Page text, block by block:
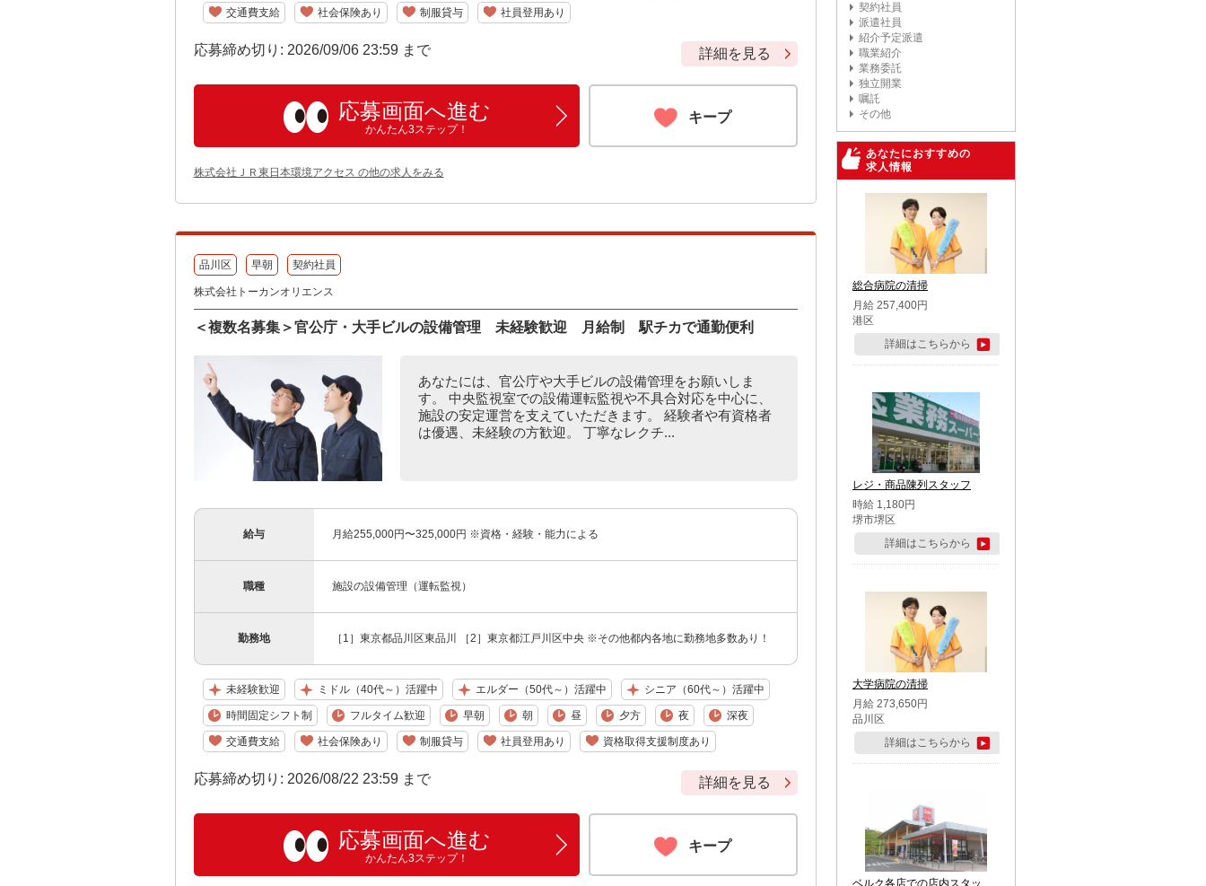
交通費支給 社会保険あり 制服貸与 社員登用あり
応募締め切り: 2026/09/06 23:59 まで 詳細を見る
応募画面へ進む
かんたん3ステップ！
キープ
株式会社ＪＲ東日本環境アクセス の他の求人をみる
品川区 早朝 契約社員
株式会社トーカンオリエンス
＜複数名募集＞官公庁・大手ビルの設備管理 未経験歓迎 月給制 駅チカで通勤便利
あなたには、官公庁や大手ビルの設備管理をお願いしま
す。 中央監視室での設備運転監視や不具合対応を中心に、
施設の安定運営を支えていただきます。 経験者や有資格者
は優遇、未経験の方歓迎。 丁寧なレクチ...
給与 月給255,000円〜325,000円 ※資格・経験・能力による
職種 施設の設備管理（運転監視）
勤務地 ［1］東京都品川区東品川 ［2］東京都江戸川区中央 ※その他都内各地に勤務地多数あり！
未経験歓迎 ミドル（40代～）活躍中 エルダー（50代～）活躍中 シニア（60代～）活躍中
時間固定シフト制 フルタイム歓迎 早朝 朝 昼 夕方 夜 深夜
交通費支給 社会保険あり 制服貸与 社員登用あり 資格取得支援制度あり
応募締め切り: 2026/08/22 23:59 まで 詳細を見る
応募画面へ進む
かんたん3ステップ！
キープ
契約社員
派遣社員
紹介予定派遣
職業紹介
業務委託
独立開業
嘱託
その他
あなたにおすすめの
求人情報
総合病院の清掃
月給 257,400円
港区
詳細はこちらから
レジ・商品陳列スタッフ
時給 1,180円
堺市堺区
詳細はこちらから
大学病院の清掃
月給 273,650円
品川区
詳細はこちらから
ベルク各店での店内スタッ